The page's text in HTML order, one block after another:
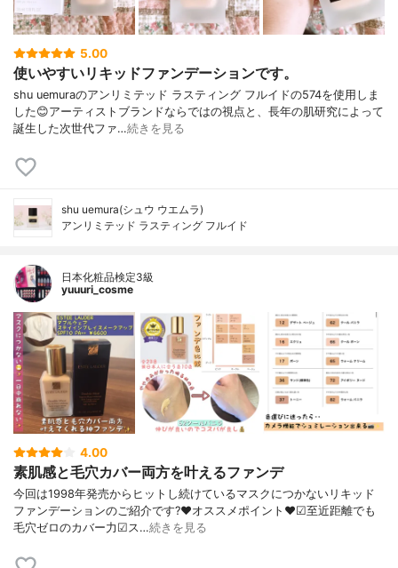
5.00
使いやすいリキッドファンデーションです。
shu uemuraのアンリミテッド ラスティング フルイドの574を使用しま
した😊アーティストブランドならではの視点と、長年の肌研究によって
誕生した次世代ファ…続きを見る
shu uemura(シュウ ウエムラ)
アンリミテッド ラスティング フルイド
日本化粧品検定3級
yuuuri_cosme
4.00
素肌感と毛穴カバー両方を叶えるファンデ
今回は1998年発売からヒットし続けているマスクにつかないリキッド
ファンデーションのご紹介です?❤︎オススメポイント❤︎☑︎至近距離でも
毛穴ゼロのカバー力☑︎ス…続きを見る